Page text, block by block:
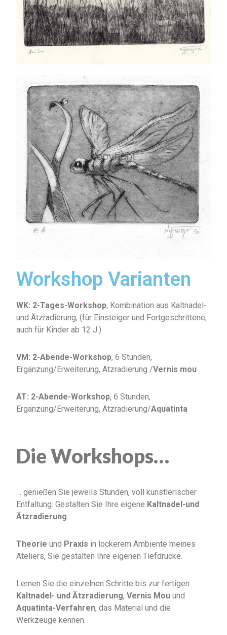
Workshop Varianten
WK: 2-Tages-Workshop, Kombination aus Kaltnadel-
und Ätzradierung, (für Einsteiger und Fortgeschrittene,
auch für Kinder ab 12 J.)
VM: 2-Abende-Workshop, 6 Stunden,
Ergänzung/Erweiterung, Ätzradierung /Vernis mou
AT: 2-Abende-Workshop, 6 Stunden,
Ergänzung/Erweiterung, Ätzradierung/Aquatinta
Die Workshops…
… genießen Sie jeweils Stunden, voll künstlerischer
Entfaltung: Gestalten Sie Ihre eigene Kaltnadel-und
Ätzradierung.
Theorie und Praxis in lockerem Ambiente meines
Ateliers, Sie gestalten Ihre eigenen Tiefdrucke.
Lernen Sie die einzelnen Schritte bis zur fertigen
Kaltnadel- und Ätzradierung,Vernis Mou und
Aquatinta-Verfahren, das Material und die
Werkzeuge kennen.